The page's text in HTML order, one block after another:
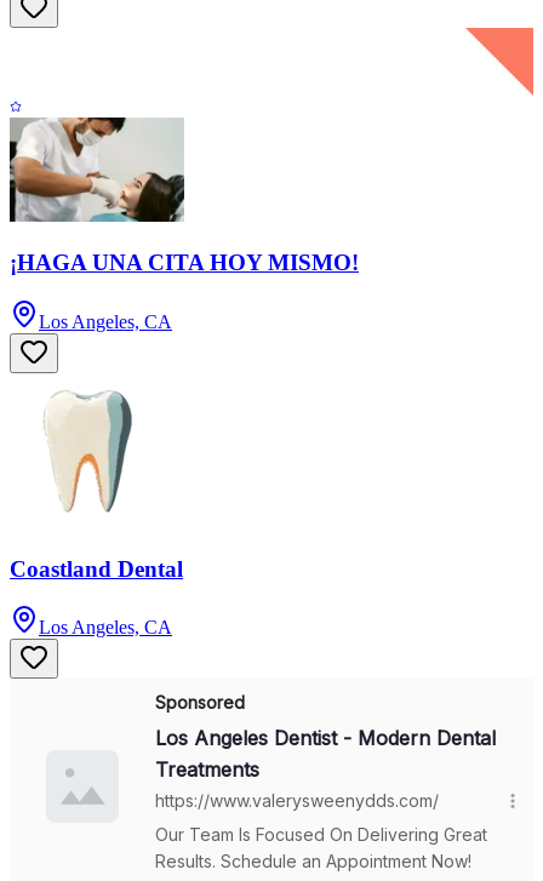
¡HAGA UNA CITA HOY MISMO!
Los Angeles, CA
Coastland Dental
Los Angeles, CA